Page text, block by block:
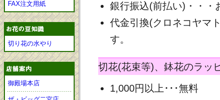
FAX注文用紙
切り花の水やり
御殿場本店
銀行振込(前払い)・・・
代金引換(クロネコヤマ
す。
切花(花束等)、鉢花のラッ
1,000円以上･･･無料